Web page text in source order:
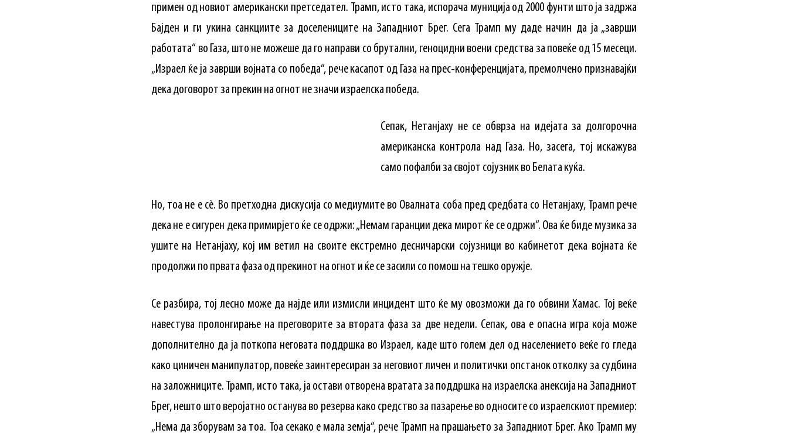
примен од новиот американски претседател. Трамп, исто така, испорача муниција од 2000 фунти што ја задржа
Бајден и ги укина санкциите за доселениците на Западниот Брег. Сега Трамп му даде начин да ја „заврши
работата“ во Газа, што не можеше да го направи со брутални, геноцидни воени средства за повеќе од 15 месеци.
„Израел ќе ја заврши војната со победа“, рече касапот од Газа на прес-конференцијата, премолчено признавајќи
дека договорот за прекин на огнот не значи израелска победа.
Сепак, Нетанјаху не се обврза на идејата за долгорочна
американска контрола над Газа. Но, засега, тој искажува
само пофалби за својот сојузник во Белата куќа.
Но, тоа не е сè. Во претходна дискусија со медиумите во Овалната соба пред средбата со Нетанјаху, Трамп рече
дека не е сигурен дека примирјето ќе се одржи: „Немам гаранции дека мирот ќе се одржи“. Ова ќе биде музика за
ушите на Нетанјаху, кој им ветил на своите екстремно десничарски сојузници во кабинетот дека војната ќе
продолжи по првата фаза од прекинот на огнот и ќе се засили со помош на тешко оружје.
Се разбира, тој лесно може да најде или измисли инцидент што ќе му овозможи да го обвини Хамас. Тој веќе
навестува пролонгирање на преговорите за втората фаза за две недели. Сепак, ова е опасна игра која може
дополнително да ја поткопа неговата поддршка во Израел, каде што голем дел од населението веќе го гледа
како циничен манипулатор, повеќе заинтересиран за неговиот личен и политички опстанок отколку за судбина
на заложниците. Трамп, исто така, ја остави отворена вратата за поддршка на израелска анексија на Западниот
Брег, нешто што веројатно останува во резерва како средство за пазарење во односите со израелскиот премиер:
„Нема да зборувам за тоа. Тоа секако е мала земја“, рече Трамп на прашањето за Западниот Брег. Ако Трамп му